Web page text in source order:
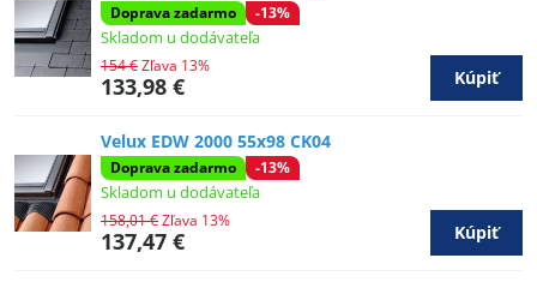
Doprava zadarmo -13%
Skladom u dodávateľa
133,98 €
154 €Zľava 13%
Kúpiť
Velux EDW 2000 55x98 CK04
Doprava zadarmo -13%
Skladom u dodávateľa
137,47 €
158,01 €Zľava 13%
Kúpiť